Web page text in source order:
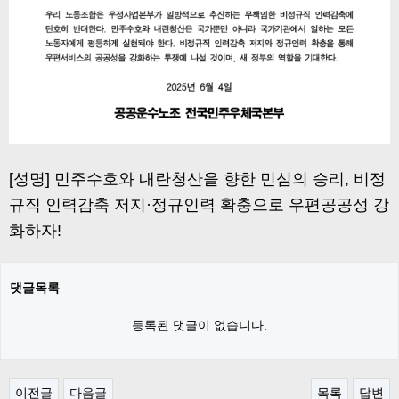
[성명] 민주수호와 내란청산을 향한 민심의 승리, 비정
규직 인력감축 저지·정규인력 확충으로 우편공공성 강
화하자!
댓글목록
등록된 댓글이 없습니다.
이전글 다음글 목록 답변